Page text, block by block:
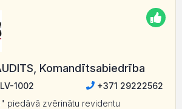
Komandītsabiedrība
1002
+371 29222562
piedāvā zvērinātu revidentu